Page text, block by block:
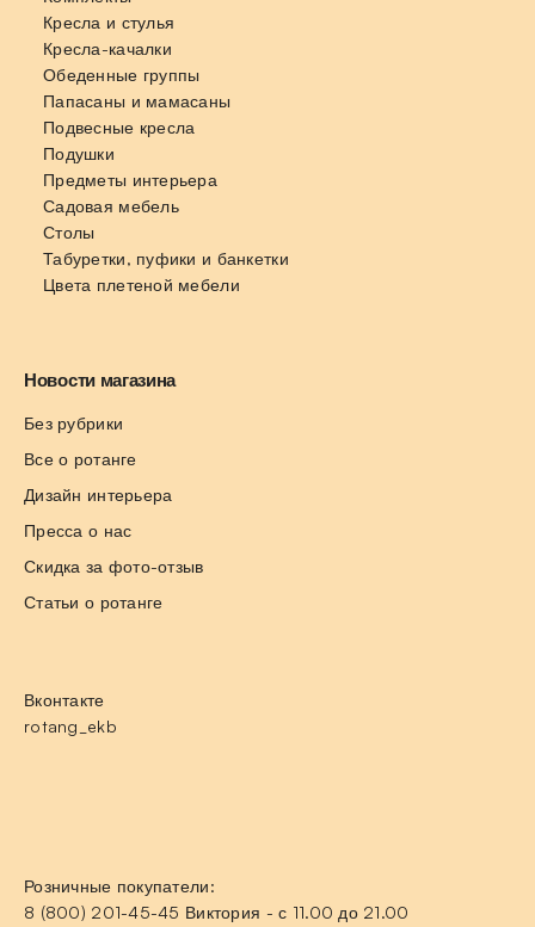
Кресла и стулья
Кресла-качалки
Обеденные группы
Папасаны и мамасаны
Подвесные кресла
Подушки
Предметы интерьера
Садовая мебель
Столы
Табуретки, пуфики и банкетки
Цвета плетеной мебели
Новости магазина
Без рубрики
Все о ротанге
Дизайн интерьера
Пресса о нас
Скидка за фото-отзыв
Статьи о ротанге
Вконтакте
rotang_ekb
Розничные покупатели:
8 (800) 201-45-45 Виктория - с 11.00 до 21.00